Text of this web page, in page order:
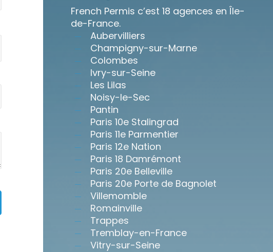
French Permis c’est 18 agences en Île-
de-France.
Aubervilliers
Champigny-sur-Marne
Colombes
Ivry-sur-Seine
Les Lilas
Noisy-le-Sec
Pantin
Paris 10e Stalingrad
Paris 11e Parmentier
Paris 12e Nation
Paris 18 Damrémont
Paris 20e Belleville
Paris 20e Porte de Bagnolet
Villemomble
Romainville
Trappes
Tremblay-en-France
Vitry-sur-Seine